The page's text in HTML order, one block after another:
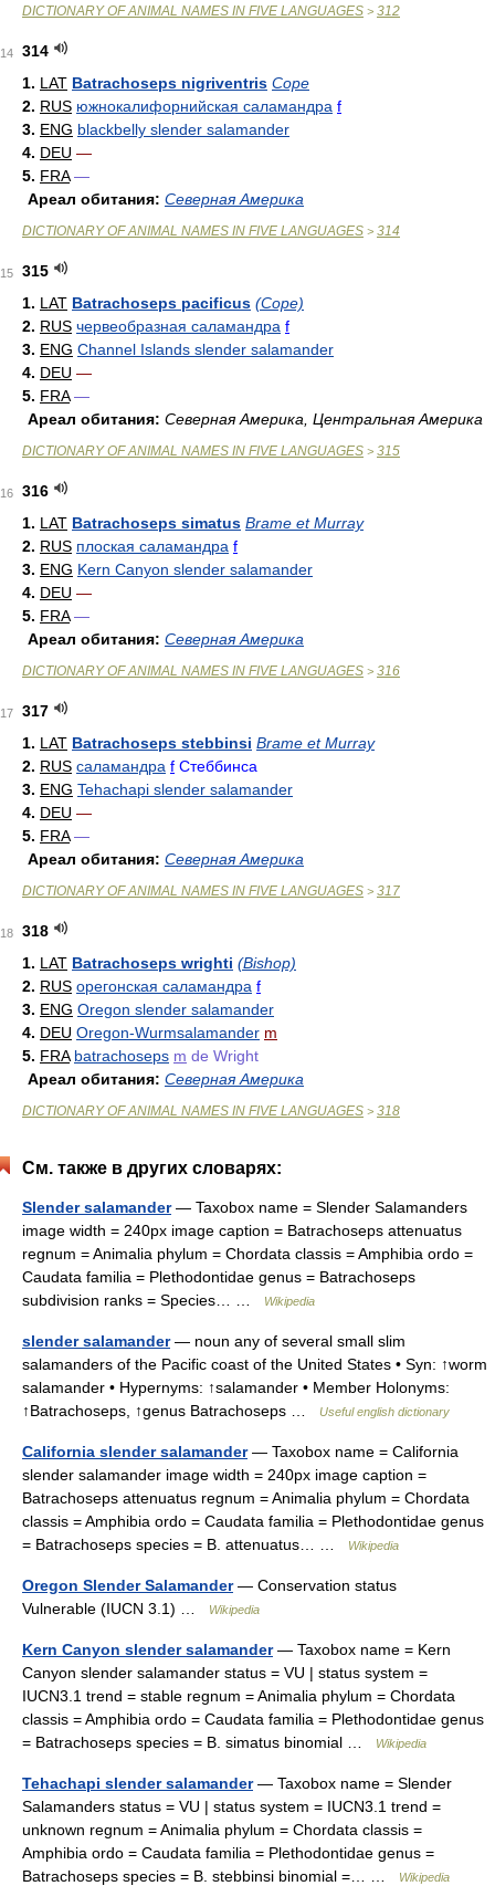
DICTIONARY OF ANIMAL NAMES IN FIVE LANGUAGES > 312
14
314
1. LAT Batrachoseps nigriventris Cope
2. RUS южнокалифорнийская саламандра f
3. ENG blackbelly slender salamander
4. DEU —
5. FRA —
Ареал обитания: Северная Америка
DICTIONARY OF ANIMAL NAMES IN FIVE LANGUAGES > 314
15
315
1. LAT Batrachoseps pacificus (Cope)
2. RUS червеобразная саламандра f
3. ENG Channel Islands slender salamander
4. DEU —
5. FRA —
Ареал обитания: Северная Америка, Центральная Америка
DICTIONARY OF ANIMAL NAMES IN FIVE LANGUAGES > 315
16
316
1. LAT Batrachoseps simatus Brame et Murray
2. RUS плоская саламандра f
3. ENG Kern Canyon slender salamander
4. DEU —
5. FRA —
Ареал обитания: Северная Америка
DICTIONARY OF ANIMAL NAMES IN FIVE LANGUAGES > 316
17
317
1. LAT Batrachoseps stebbinsi Brame et Murray
2. RUS саламандра f Стеббинса
3. ENG Tehachapi slender salamander
4. DEU —
5. FRA —
Ареал обитания: Северная Америка
DICTIONARY OF ANIMAL NAMES IN FIVE LANGUAGES > 317
18
318
1. LAT Batrachoseps wrighti (Bishop)
2. RUS орегонская саламандра f
3. ENG Oregon slender salamander
4. DEU Oregon-Wurmsalamander m
5. FRA batrachoseps m de Wright
Ареал обитания: Северная Америка
DICTIONARY OF ANIMAL NAMES IN FIVE LANGUAGES > 318
См. также в других словарях:
Slender salamander— Taxobox name = Slender Salamanders
image width = 240px image caption = Batrachoseps attenuatus
regnum = Animalia phylum = Chordata classis = Amphibia ordo =
Caudata familia = Plethodontidae genus = Batrachoseps
subdivision ranks = Species… …
Wikipedia
slender salamander— noun any of several small slim
salamanders of the Pacific coast of the United States • Syn: ↑worm
salamander • Hypernyms: ↑salamander • Member Holonyms:
↑Batrachoseps, ↑genus Batrachoseps …
Useful english dictionary
California slender salamander— Taxobox name = California
slender salamander image width = 240px image caption =
Batrachoseps attenuatus regnum = Animalia phylum = Chordata
classis = Amphibia ordo = Caudata familia = Plethodontidae genus
= Batrachoseps species = B. attenuatus… …
Wikipedia
Oregon Slender Salamander— Conservation status
Vulnerable (IUCN 3.1) …
Wikipedia
Kern Canyon slender salamander— Taxobox name = Kern
Canyon slender salamander status = VU | status system =
IUCN3.1 trend = stable regnum = Animalia phylum = Chordata
classis = Amphibia ordo = Caudata familia = Plethodontidae genus
= Batrachoseps species = B. simatus binomial …
Wikipedia
Tehachapi slender salamander— Taxobox name = Slender
Salamanders status = VU | status system = IUCN3.1 trend =
unknown regnum = Animalia phylum = Chordata classis =
Amphibia ordo = Caudata familia = Plethodontidae genus =
Batrachoseps species = B. stebbinsi binomial =… …
Wikipedia